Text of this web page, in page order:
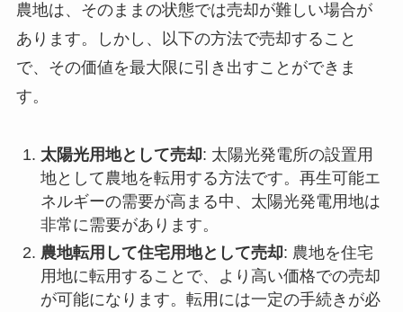
農地は、そのままの状態では売却が難しい場合が
あります。しかし、以下の方法で売却すること
で、その価値を最大限に引き出すことができま
す。
太陽光用地として売却: 太陽光発電所の設置用
地として農地を転用する方法です。再生可能エ
ネルギーの需要が高まる中、太陽光発電用地は
非常に需要があります。
農地転用して住宅用地として売却: 農地を住宅
用地に転用することで、より高い価格での売却
が可能になります。転用には一定の手続きが必